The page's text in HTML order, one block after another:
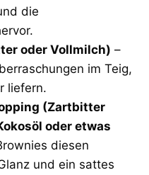
die
oder Vollmilch) –
im Teig,
liefern.
(Zartbitter
oder etwas
diesen
und ein sattes